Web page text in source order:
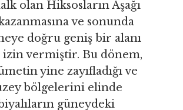
olan Hiksosların Aşağı
ve sonunda
doğru geniş bir alanı
vermiştir. Bu dönem,
yine zayıfladığı ve
bölgelerini elinde
güneydeki